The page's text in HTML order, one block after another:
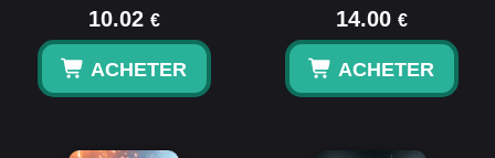
10.02 €
ACHETER
14.00 €
ACHETER